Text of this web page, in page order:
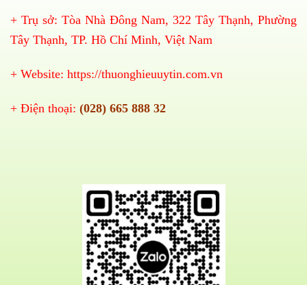
+ Trụ sở: Tòa Nhà Đông Nam, 322 Tây Thạnh, Phường
Tây Thạnh, TP. Hồ Chí Minh, Việt Nam
+ Website: https://thuonghieuuytin.com.vn
+ Điện thoại: (028) 665 888 32